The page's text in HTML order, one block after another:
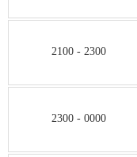
2100 - 2300
2300 - 0000